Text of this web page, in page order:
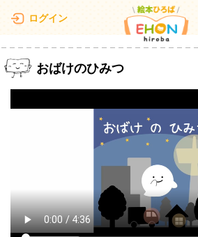
ログイン
おばけのひみつ